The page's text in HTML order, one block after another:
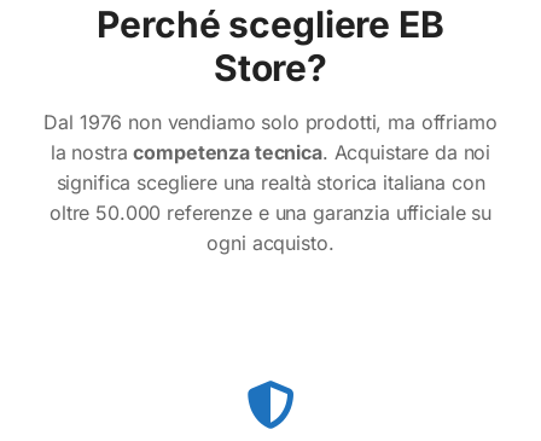
Perché scegliere EB
Store?
Dal 1976 non vendiamo solo prodotti, ma offriamo
la nostracompetenza tecnica. Acquistare da noi
significa scegliere una realtà storica italiana con
oltre 50.000 referenze e una garanzia ufficiale su
ogni acquisto.